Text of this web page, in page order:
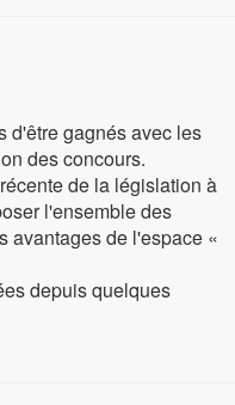
d'être gagnés avec les
des concours.
de la législation à
l'ensemble des
avantages de l'espace «
depuis quelques